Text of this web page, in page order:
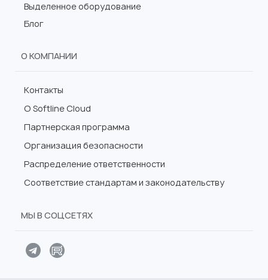
Выделенное оборудование
Блог
О КОМПАНИИ
Контакты
О Softline Cloud
Партнерская программа
Организация безопасности
Распределение ответственности
Соответствие стандартам и законодательству
МЫ В СОЦСЕТЯХ